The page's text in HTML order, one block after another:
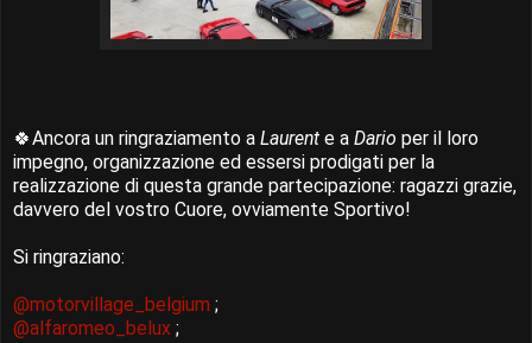
🍀Ancora un ringraziamento a Laurent e a Dario per il loro
impegno, organizzazione ed essersi prodigati per la
realizzazione di questa grande partecipazione: ragazzi grazie,
davvero del vostro Cuore, ovviamente Sportivo!
Si ringraziano:
@motorvillage_belgium ;
@alfaromeo_belux ;